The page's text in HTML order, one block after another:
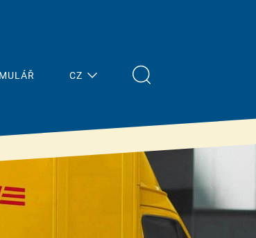
CZ
Nejnovější
Stavitelé
& znalosti
Vlastnosti &